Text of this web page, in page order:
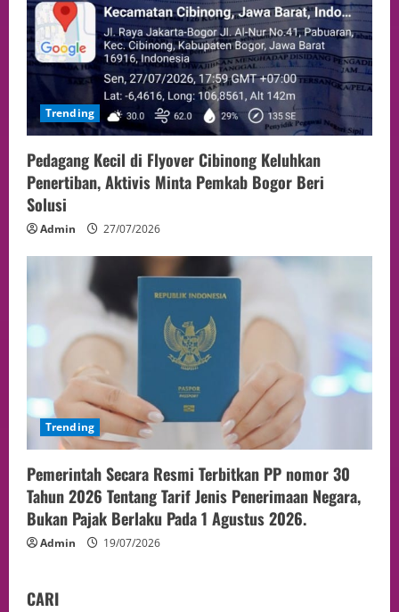
Trending
Pedagang Kecil di Flyover Cibinong Keluhkan
Penertiban, Aktivis Minta Pemkab Bogor Beri
Solusi
Admin 27/07/2026
Trending
Pemerintah Secara Resmi Terbitkan PP nomor 30
Tahun 2026 Tentang Tarif Jenis Penerimaan Negara,
Bukan Pajak Berlaku Pada 1 Agustus 2026.
Admin 19/07/2026
CARI